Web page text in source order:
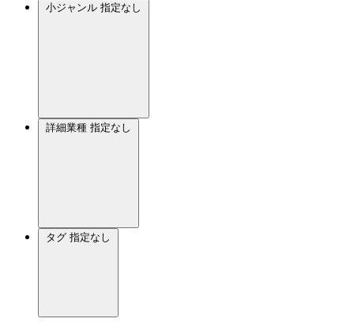
小ジャンル 指定なし
詳細業種 指定なし
タグ 指定なし